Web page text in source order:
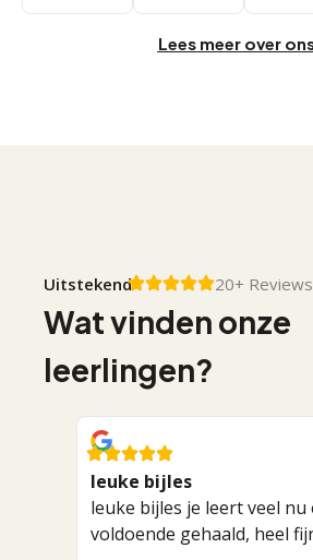
Lees meer over
Uitstekend 20+ Reviews
Wat vinden onze
leerlingen?
leuke bijles
leuke bijles je leert veel nu
voldoende gehaald, heel